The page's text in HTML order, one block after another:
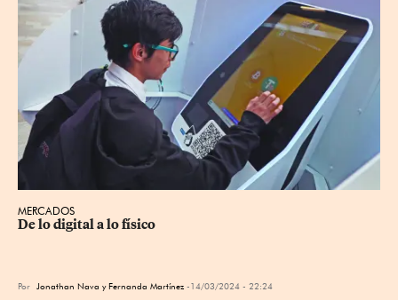
MERCADOS
De lo digital a lo físico
Por Jonathan Nava y Fernanda Martínez 14/03/2024 - 22:24